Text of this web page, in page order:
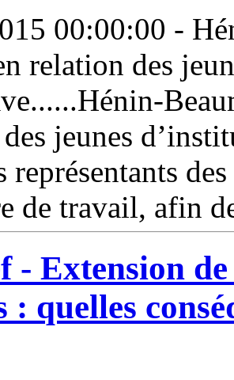
00:00:00 -
relation des
jeunes
représentants
de travail, afin
- Extension
: quelles